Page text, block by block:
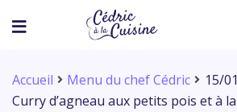
Accueil Menu du chef Cédric
15/01
Curry d’agneau aux petits pois et à la